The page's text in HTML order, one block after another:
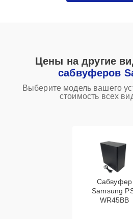
Цены на другие
сабвуферов
Выберите модель вашего
стоимость всех
Сабвуфер
Samsung
WR45BB